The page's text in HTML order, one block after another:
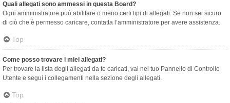
Quali allegati sono ammessi in questa Board?
Ogni amministratore può abilitare o meno certi tipi di allegati. Se non sei sicuro
di ciò che è permesso caricare, contatta l’amministratore per avere assistenza.
Top
Come posso trovare i miei allegati?
Per trovare la lista degli allegati da te caricati, vai nel tuo Pannello di Controllo
Utente e segui i collegamenti nella sezione degli allegati.
Top